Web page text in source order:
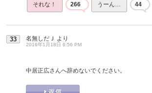
それな！ 266 うーん… 44
33 名無しだＪ より
2016年1月18日 6:56 PM
中居正広さんへ辞めないでください。